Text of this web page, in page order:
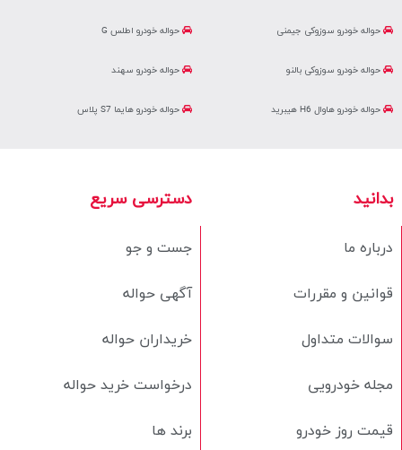
حواله خودرو اطلس G حواله خودرو سوزوکی جیمنی
حواله خودرو سهند حواله خودرو سوزوکی بالنو
حواله خودرو هایما S7 پلاس حواله خودرو هاوال H6 هیبرید
دسترسی سریع
جست و جو
آگهی حواله
خریداران حواله
درخواست خرید حواله
برند ها
بدانید
درباره ما
قوانین و مقررات
سوالات متداول
مجله خودرویی
قیمت روز خودرو